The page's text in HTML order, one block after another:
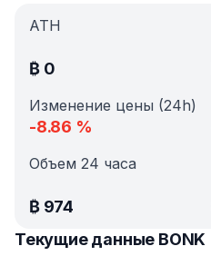
ATH
₿ 0
Изменение цены (24h)
-8.86 %
Объем 24 часа
₿ 974
Текущие данные BONK